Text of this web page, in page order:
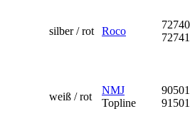
silber / rot Roco
72740
72741
weiß / rot
NMJ
Topline
90501
91501